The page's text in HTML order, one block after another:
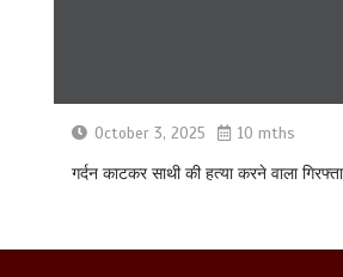
October 3, 2025 10 mths
गर्दन काटकर साथी की हत्या करने वाला